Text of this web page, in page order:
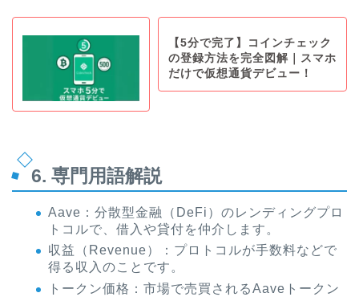
【5分で完了】コインチェック
の登録方法を完全図解｜スマホ
だけで仮想通貨デビュー！
6. 専門用語解説
Aave：分散型金融（DeFi）のレンディングプロ
トコルで、借入や貸付を仲介します。
収益（Revenue）：プロトコルが手数料などで
得る収入のことです。
トークン価格：市場で売買されるAaveトークン